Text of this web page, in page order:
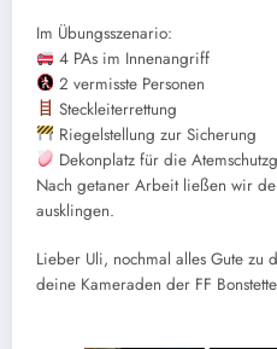
Im Übungsszenario:
4 PAs im Innenangriff
2 vermisste Personen
Steckleiterrettung
Riegelstellung zur Sicherung
Dekonplatz für die
Nach getaner Arbeit ließen wir
ausklingen.
Lieber Uli, nochmal alles Gute zu
deine Kameraden der FF